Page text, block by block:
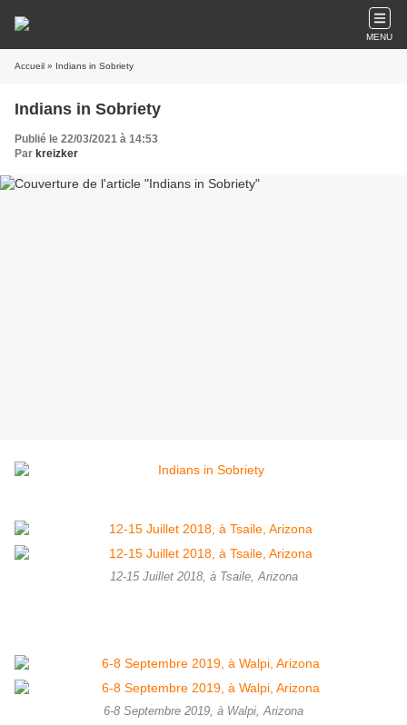
MENU
Accueil » Indians in Sobriety
Indians in Sobriety
Publié le 22/03/2021 à 14:53
Par kreizker
12-15 Juillet 2018, à Tsaile, Arizona
6-8 Septembre 2019, à Walpi, Arizona